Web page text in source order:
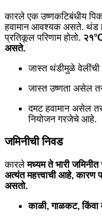
कारले एक उष्णकटिबंधीय
हवामान आवश्यक असते. थंड
प्रतिकूल परिणाम होतो.
असते.
जास्त थंडीमुळे
जास्त उष्णता असेल
दमट हवामान असेल तर
नियोजन गरजेचे आहे.
जमिनीची निवड
कारलेमध्यम ते भारी जमिनीत
अत्यंत महत्त्वाची आहे, कारण
असतो.
काळी, गाळकट, किंवा